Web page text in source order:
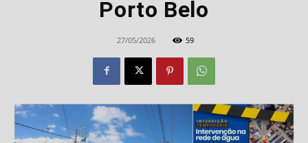
Porto Belo
27/05/2026 59